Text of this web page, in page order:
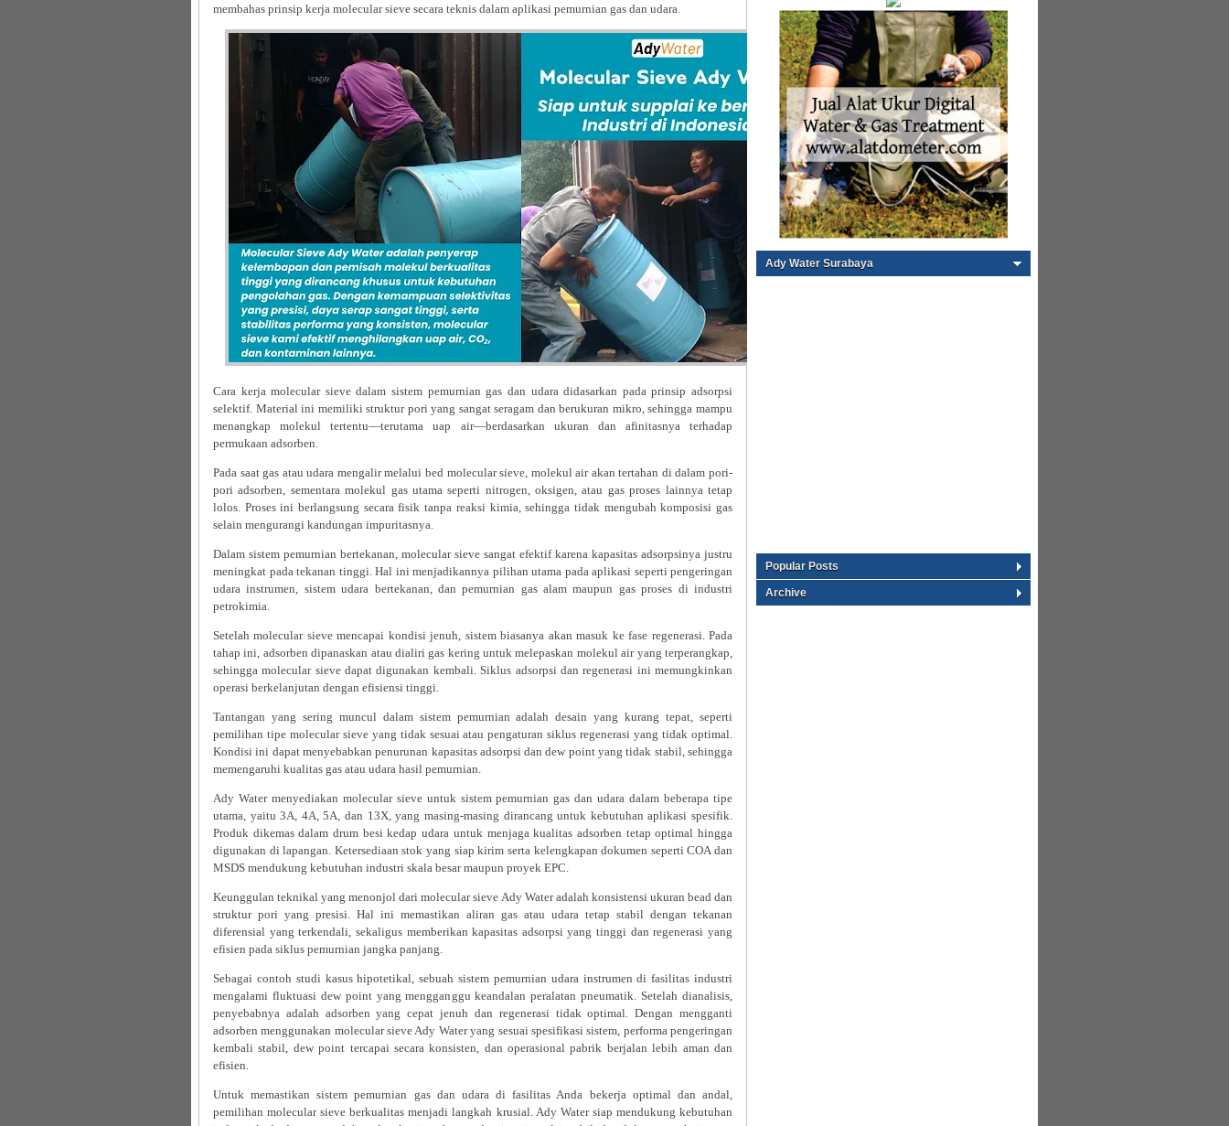
membahas prinsip kerja molecular sieve secara teknis dalam aplikasi pemurnian gas dan udara.
Cara kerja molecular sieve dalam sistem pemurnian gas dan udara didasarkan pada prinsip adsorpsi
selektif. Material ini memiliki struktur pori yang sangat seragam dan berukuran mikro, sehingga mampu
menangkap molekul tertentu—terutama uap air—berdasarkan ukuran dan afinitasnya terhadap
permukaan adsorben.
Pada saat gas atau udara mengalir melalui bed molecular sieve, molekul air akan tertahan di dalam pori-
pori adsorben, sementara molekul gas utama seperti nitrogen, oksigen, atau gas proses lainnya tetap
lolos. Proses ini berlangsung secara fisik tanpa reaksi kimia, sehingga tidak mengubah komposisi gas
selain mengurangi kandungan impuritasnya.
Dalam sistem pemurnian bertekanan, molecular sieve sangat efektif karena kapasitas adsorpsinya justru
meningkat pada tekanan tinggi. Hal ini menjadikannya pilihan utama pada aplikasi seperti pengeringan
udara instrumen, sistem udara bertekanan, dan pemurnian gas alam maupun gas proses di industri
petrokimia.
Setelah molecular sieve mencapai kondisi jenuh, sistem biasanya akan masuk ke fase regenerasi. Pada
tahap ini, adsorben dipanaskan atau dialiri gas kering untuk melepaskan molekul air yang terperangkap,
sehingga molecular sieve dapat digunakan kembali. Siklus adsorpsi dan regenerasi ini memungkinkan
operasi berkelanjutan dengan efisiensi tinggi.
Tantangan yang sering muncul dalam sistem pemurnian adalah desain yang kurang tepat, seperti
pemilihan tipe molecular sieve yang tidak sesuai atau pengaturan siklus regenerasi yang tidak optimal.
Kondisi ini dapat menyebabkan penurunan kapasitas adsorpsi dan dew point yang tidak stabil, sehingga
memengaruhi kualitas gas atau udara hasil pemurnian.
Ady Water menyediakan molecular sieve untuk sistem pemurnian gas dan udara dalam beberapa tipe
utama, yaitu 3A, 4A, 5A, dan 13X, yang masing-masing dirancang untuk kebutuhan aplikasi spesifik.
Produk dikemas dalam drum besi kedap udara untuk menjaga kualitas adsorben tetap optimal hingga
digunakan di lapangan. Ketersediaan stok yang siap kirim serta kelengkapan dokumen seperti COA dan
MSDS mendukung kebutuhan industri skala besar maupun proyek EPC.
Keunggulan teknikal yang menonjol dari molecular sieve Ady Water adalah konsistensi ukuran bead dan
struktur pori yang presisi. Hal ini memastikan aliran gas atau udara tetap stabil dengan tekanan
diferensial yang terkendali, sekaligus memberikan kapasitas adsorpsi yang tinggi dan regenerasi yang
efisien pada siklus pemurnian jangka panjang.
Sebagai contoh studi kasus hipotetikal, sebuah sistem pemurnian udara instrumen di fasilitas industri
mengalami fluktuasi dew point yang mengganggu keandalan peralatan pneumatik. Setelah dianalisis,
penyebabnya adalah adsorben yang cepat jenuh dan regenerasi tidak optimal. Dengan mengganti
adsorben menggunakan molecular sieve Ady Water yang sesuai spesifikasi sistem, performa pengeringan
kembali stabil, dew point tercapai secara konsisten, dan operasional pabrik berjalan lebih aman dan
efisien.
Untuk memastikan sistem pemurnian gas dan udara di fasilitas Anda bekerja optimal dan andal,
pemilihan molecular sieve berkualitas menjadi langkah krusial. Ady Water siap mendukung kebutuhan
Ady Water Surabaya
Popular Posts
Archive